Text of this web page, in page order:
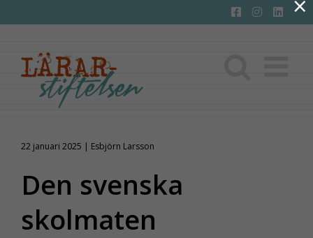
till
innehållet
22 januari 2025 | Esbjörn Larsson
Den svenska
skolmaten